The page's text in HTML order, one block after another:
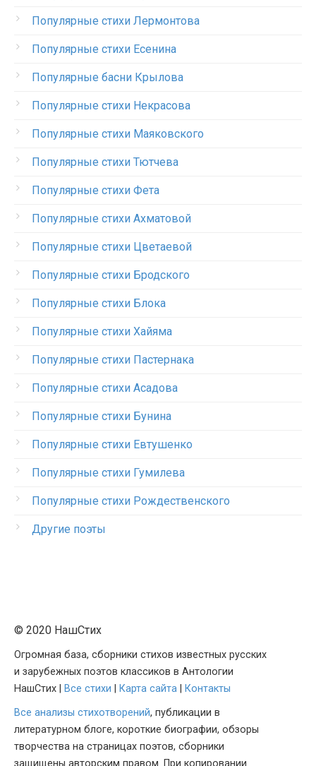
Популярные стихи Лермонтова
Популярные стихи Есенина
Популярные басни Крылова
Популярные стихи Некрасова
Популярные стихи Маяковского
Популярные стихи Тютчева
Популярные стихи Фета
Популярные стихи Ахматовой
Популярные стихи Цветаевой
Популярные стихи Бродского
Популярные стихи Блока
Популярные стихи Хайяма
Популярные стихи Пастернака
Популярные стихи Асадова
Популярные стихи Бунина
Популярные стихи Евтушенко
Популярные стихи Гумилева
Популярные стихи Рождественского
Другие поэты
© 2020 НашСтих
Огромная база, сборники стихов известных русских
и зарубежных поэтов классиков в Антологии
НашСтих |
Все стихи Карта сайта
Контакты
Все анализы стихотворений, публикации в
литературном блоге, короткие биографии, обзоры
творчества на страницах поэтов, сборники
защищены авторским правом. При копировании